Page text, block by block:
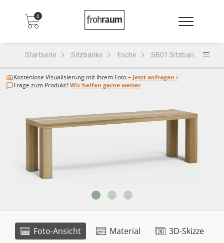
0
Startseite Sitzbänke Esche SB01 Sitzbank
Foto-Ansicht Material 3D-Skizze
Kostenlose Visualisierung mit Ihrem Foto – Jetzt anfragen ›
Frage zum Produkt?Wir helfen gerne weiter